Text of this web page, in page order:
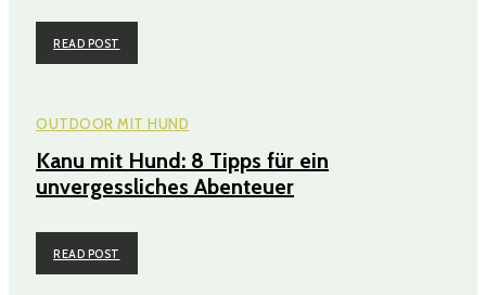
READ POST
OUTDOOR MIT HUND
Kanu mit Hund: 8 Tipps für ein
unvergessliches Abenteuer
READ POST